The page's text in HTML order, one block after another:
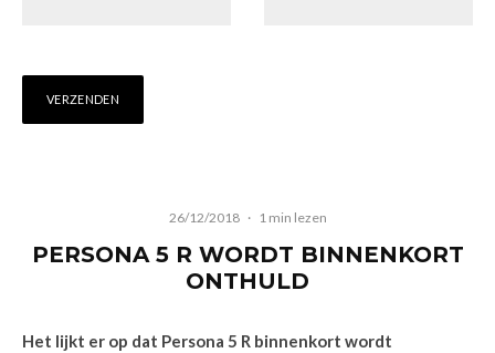
26/12/2018 · 1 min lezen
PERSONA 5 R WORDT BINNENKORT
ONTHULD
Het lijkt er op dat Persona 5 R binnenkort wordt